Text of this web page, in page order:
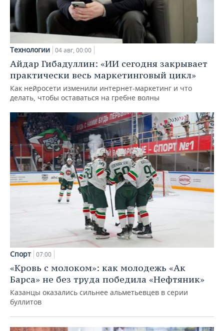
Технологии 04 авг, 00:00
Айдар Гибадуллин: «ИИ сегодня закрывает
практически весь маркетинговый цикл»
Как нейросети изменили интернет-маркетинг и что
делать, чтобы оставаться на гребне волны
Спорт 07:00
«Кровь с молоком»: как молодежь «Ак
Барса» не без труда победила «Нефтяник»
Казанцы оказались сильнее альметьевцев в серии
буллитов